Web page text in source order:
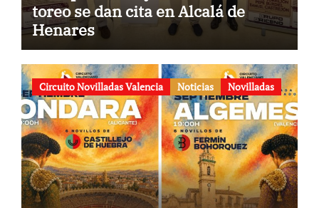
toreo se dan cita en Alcalá de
Henares
Circuito Novilladas Valencia Noticias Novilladas